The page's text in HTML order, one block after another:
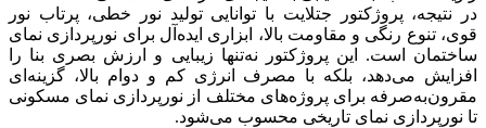
در نتیجه، پروژکتور جتلایت با توانایی تولید نور خطی، پرتاب نور
قوی، تنوع رنگی و مقاومت بالا، ابزاری ایده‌آل برای نورپردازی نمای
ساختمان است. این پروژکتور نه‌تنها زیبایی و ارزش بصری بنا را
افزایش می‌دهد، بلکه با مصرف انرژی کم و دوام بالا، گزینه‌ای
مقرون‌به‌صرفه برای پروژه‌های مختلف از نورپردازی نمای مسکونی
تا نورپردازی نمای تاریخی محسوب می‌شود.